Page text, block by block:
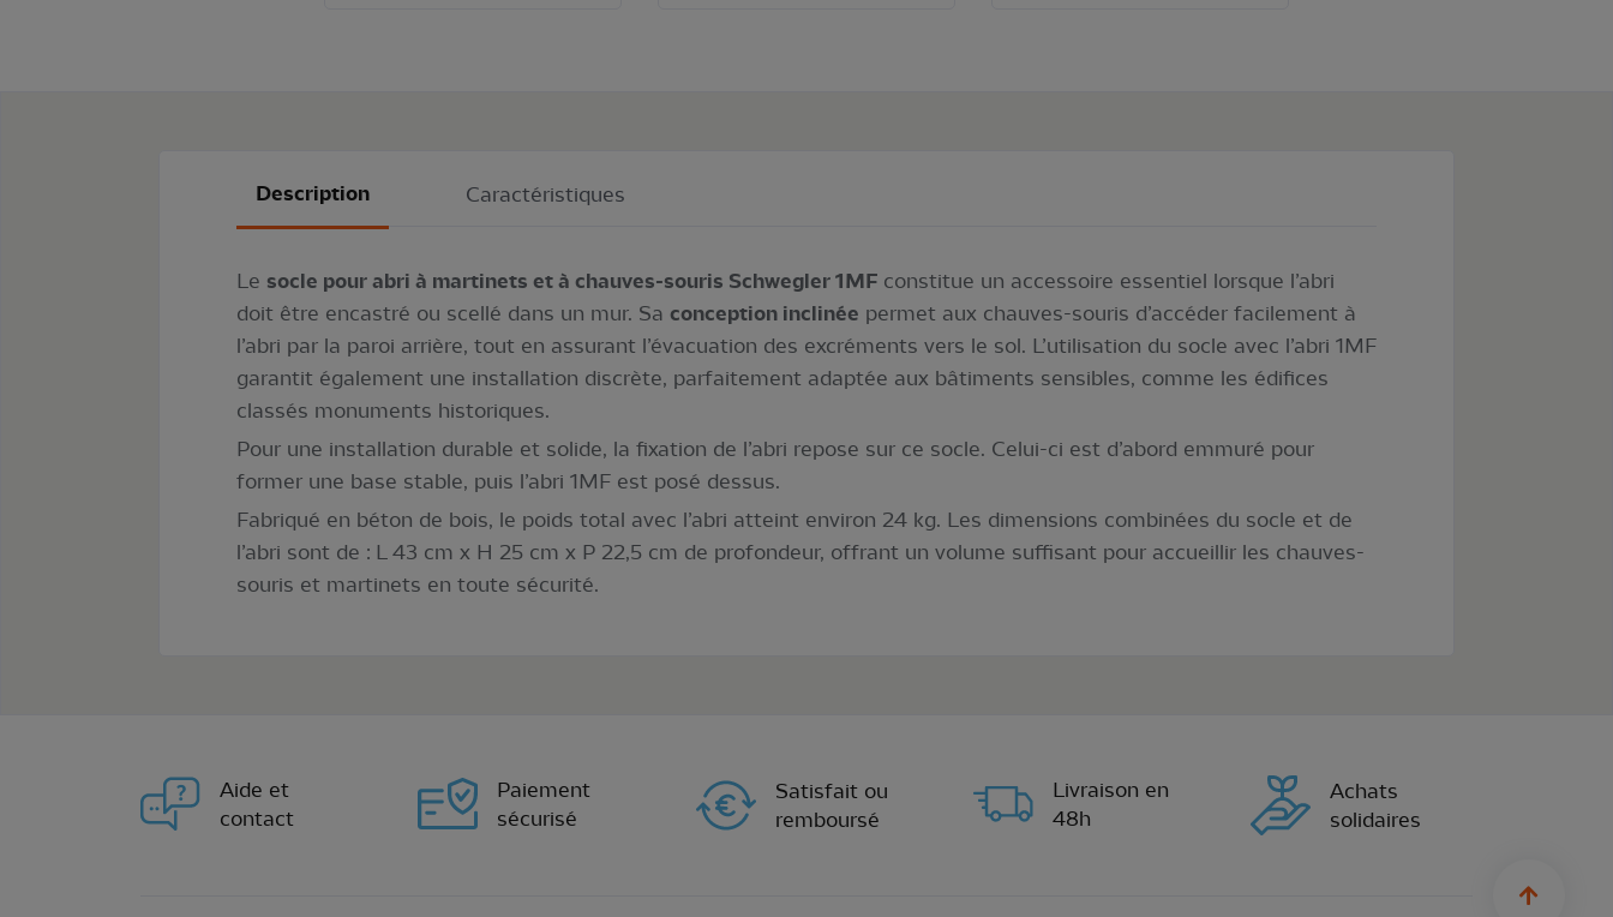
Description Caractéristiques
Le socle pour abri à martinets et à chauves-souris Schwegler 1MF constitue un accessoire essentiel lorsque l’abri
doit être encastré ou scellé dans un mur. Sa conception inclinée permet aux chauves-souris d’accéder facilement à
l’abri par la paroi arrière, tout en assurant l’évacuation des excréments vers le sol. L’utilisation du socle avec l’abri 1MF
garantit également une installation discrète, parfaitement adaptée aux bâtiments sensibles, comme les édifices
classés monuments historiques.
Pour une installation durable et solide, la fixation de l’abri repose sur ce socle. Celui-ci est d’abord emmuré pour
former une base stable, puis l’abri 1MF est posé dessus.
Fabriqué en béton de bois, le poids total avec l’abri atteint environ 24 kg. Les dimensions combinées du socle et de
l’abri sont de : L 43 cm x H 25 cm x P 22,5 cm de profondeur, offrant un volume suffisant pour accueillir les chauves-
souris et martinets en toute sécurité.
Aide et
contact
Paiement
sécurisé
Satisfait ou
remboursé
Livraison en
48h
Achats
solidaires